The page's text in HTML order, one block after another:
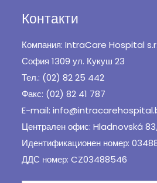
Контакти
Компания: IntraCare Hospital
София 1309 ул. Кукуш 23
Тел.: (02) 82 25 442
Факс: (02) 82 41 787
E-mail:
Централен офис: Hladnovská
Идентификационен номер:
ДДС номер: CZ03488546